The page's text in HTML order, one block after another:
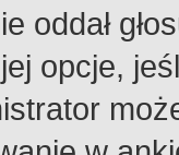
oddał
opcje,